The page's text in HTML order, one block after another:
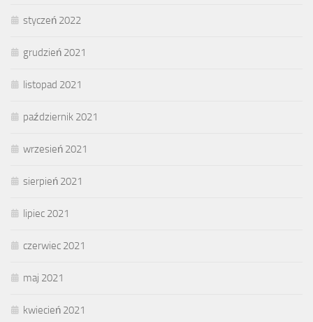
styczeń 2022
grudzień 2021
listopad 2021
październik 2021
wrzesień 2021
sierpień 2021
lipiec 2021
czerwiec 2021
maj 2021
kwiecień 2021